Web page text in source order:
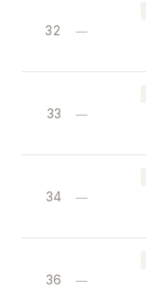
32 —
33 —
34 —
36 —